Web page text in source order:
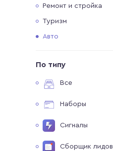
Ремонт и стройка
Туризм
Авто
По типу
Все
Наборы
Сигналы
Сборщик лидов